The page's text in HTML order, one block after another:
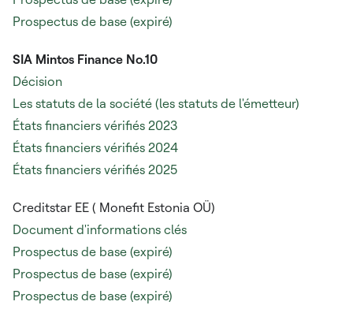
Prospectus de base (expiré)
SIA Mintos Finance No.10
Décision
Les statuts de la société (les statuts de l'émetteur)
États financiers vérifiés 2023
États financiers vérifiés 2024
États financiers vérifiés 2025
Creditstar EE ( Monefit Estonia OÜ)
Document d'informations clés
Prospectus de base (expiré)
Prospectus de base (expiré)
Prospectus de base (expiré)